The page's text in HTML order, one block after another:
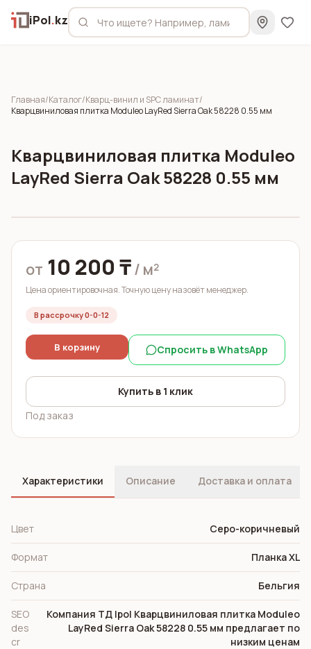
iPol.kz
Главная/Каталог/Кварц-винил и SPC ламинат/
Кварцвиниловая плитка Moduleo LayRed Sierra Oak 58228 0.55 мм
Кварцвиниловая плитка Moduleo
LayRed Sierra Oak 58228 0.55 мм
от 10 200 ₸/ м²
Цена ориентировочная. Точную цену назовёт менеджер.
В рассрочку 0-0-12
В корзину Спросить в WhatsApp
Купить в 1 клик
Под заказ
Характеристики Описание Доставка и оплата
Цвет Cеро-коричневый
Формат Планка XL
Страна Бельгия
SEO
des
cr
Компания ТД Ipol Кварцвиниловая плитка Moduleo
LayRed Sierra Oak 58228 0.55 мм предлагает по
низким ценам